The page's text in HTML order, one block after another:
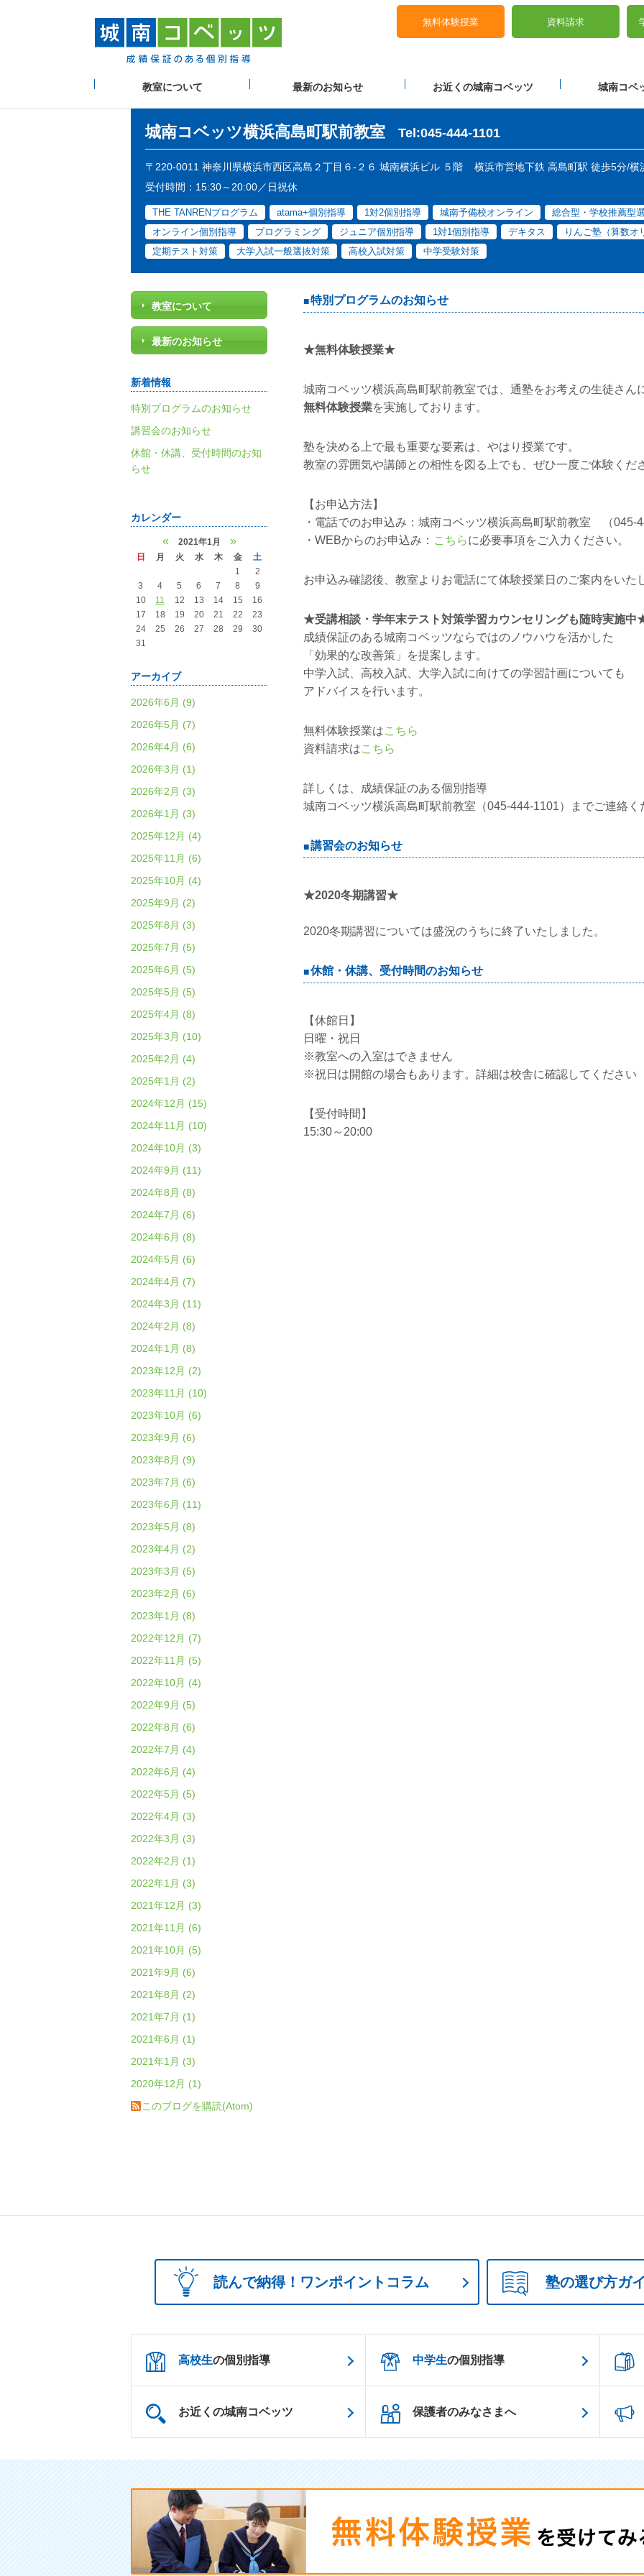
無料体験授業 資料請求
教室について 最新のお知らせ お近くの城南コベッツ 城南コベ
城南コベッツ横浜高島町駅前教室 Tel:045-444-1101
〒220-0011 神奈川県横浜市西区高島２丁目６-２６ 城南横浜ビル ５階
横浜市営地下鉄 高島町駅 徒歩5分/横
受付時間：15:30～20:00／日祝休
THE TANRENプログラム atama+個別指導 1対2個別指導 城南予備校オンライン
総合型・学校推薦型
オンライン個別指導
プログラミング ジュニア個別指導 1対1個別指導 デキタス りんご塾（算数オ
定期テスト対策
大学入試一般選抜対策 高校入試対策 中学受験対策
特別プログラムのお知らせ
★無料体験授業★
城南コベッツ横浜高島町駅前教室では、通塾をお考えの生徒さん
無料体験授業を実施しております。
塾を決める上で最も重要な要素は、やはり授業です。
教室の雰囲気や講師との相性を図る上でも、ぜひ一度ご体験くだ
【お申込方法】
・電話でのお申込み：城南コベッツ横浜高島町駅前教室 （045-
・ WEBからのお申込み： こちらに必要事項をご入力ください。
お申込み確認後、教室よりお電話にて体験授業日のご案内をいた
★受講相談・学年末テスト対策学習カウンセリングも随時実施中
成績保証のある城南コベッツならではのノウハウを活かした
「効果的な改善策」を提案します。
中学入試、高校入試、大学入試に向けての学習計画についても
アドバイスを行います。
無料体験授業はこちら
資料請求はこちら
詳しくは、成績保証のある個別指導
城南コベッツ横浜高島町駅前教室（045-444-1101）までご連絡く
講習会のお知らせ
★2020冬期講習★
2020冬期講習については盛況のうちに終了いたしました。
休館・休講、受付時間のお知らせ
【休館日】
日曜・祝日
※教室への入室はできません
※祝日は開館の場合もあります。詳細は校舎に確認してください
【受付時間】
15:30～20:00
教室について
最新のお知らせ
新着情報
特別プログラムのお知らせ
講習会のお知らせ
休館・休講、受付時間のお知
らせ
カレンダー
« 2021年1月 »
日 月 火 水 木 金
土
1
2
3
4 5 6 7 8
9
10
11 12 13 14 15
16
17
18 19 20 21 22
23
24
25 26 27 28 29
30
31
アーカイブ
2026年6月 (9)
2026年5月 (7)
2026年4月 (6)
2026年3月 (1)
2026年2月 (3)
2026年1月 (3)
2025年12月 (4)
2025年11月 (6)
2025年10月 (4)
2025年9月 (2)
2025年8月 (3)
2025年7月 (5)
2025年6月 (5)
2025年5月 (5)
2025年4月 (8)
2025年3月 (10)
2025年2月 (4)
2025年1月 (2)
2024年12月 (15)
2024年11月 (10)
2024年10月 (3)
2024年9月 (11)
2024年8月 (8)
2024年7月 (6)
2024年6月 (8)
2024年5月 (6)
2024年4月 (7)
2024年3月 (11)
2024年2月 (8)
2024年1月 (8)
2023年12月 (2)
2023年11月 (10)
2023年10月 (6)
2023年9月 (6)
2023年8月 (9)
2023年7月 (6)
2023年6月 (11)
2023年5月 (8)
2023年4月 (2)
2023年3月 (5)
2023年2月 (6)
2023年1月 (8)
2022年12月 (7)
2022年11月 (5)
2022年10月 (4)
2022年9月 (5)
2022年8月 (6)
2022年7月 (4)
2022年6月 (4)
2022年5月 (5)
2022年4月 (3)
2022年3月 (3)
2022年2月 (1)
2022年1月 (3)
2021年12月 (3)
2021年11月 (6)
2021年10月 (5)
2021年9月 (6)
2021年8月 (2)
2021年7月 (1)
2021年6月 (1)
2021年1月 (3)
2020年12月 (1)
このブログを購読(Atom)
読んで納得！ワンポイントコラム 塾の選び方ガ
高校生の個別指導 中学生の個別指導
お近くの城南コベッツ 保護者のみなさまへ